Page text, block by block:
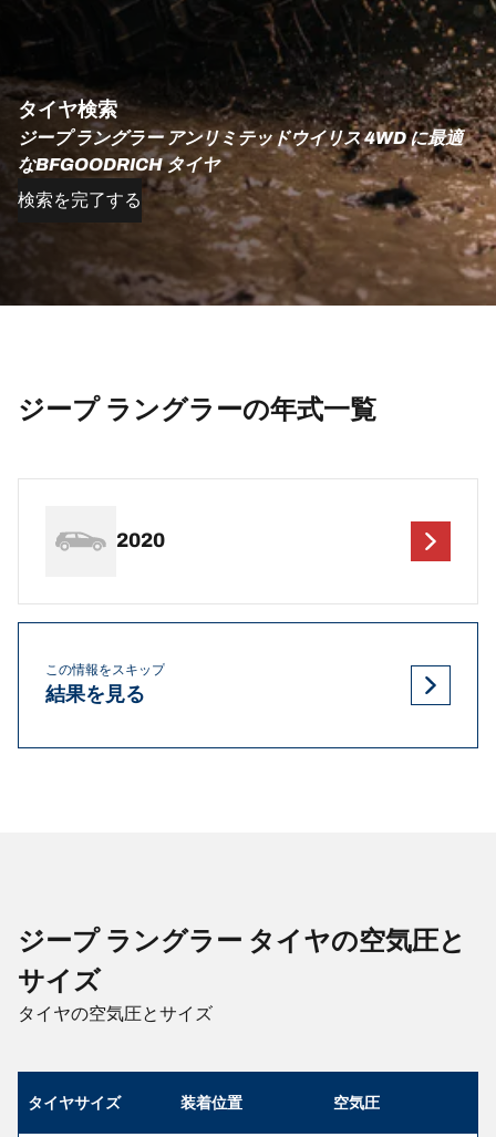
タイヤ検索
ジープ ラングラー アンリミテッドウイリス 4WD に最適
なBFGOODRICH タイヤ
検索を完了する
ジープ ラングラーの年式一覧
2020
この情報をスキップ
結果を見る
ジープ ラングラー タイヤの空気圧と
サイズ
タイヤの空気圧とサイズ
タイヤサイズ 装着位置 空気圧